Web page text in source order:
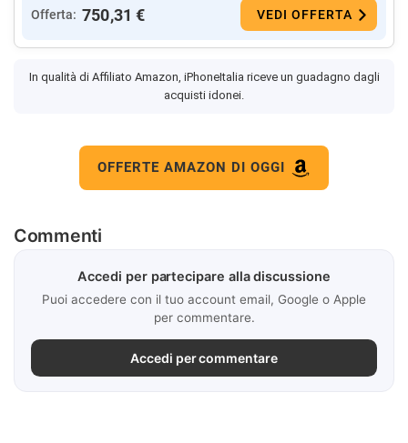
Offerta: 750,31 € VEDI OFFERTA
In qualità di Affiliato Amazon, iPhoneItalia riceve un guadagno dagli
acquisti idonei.
OFFERTE AMAZON DI OGGI
Commenti
Accedi per partecipare alla discussione
Puoi accedere con il tuo account email, Google o Apple
per commentare.
Accedi per commentare